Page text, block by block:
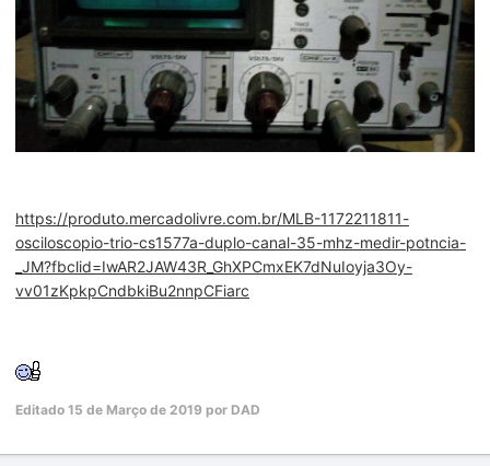
https://produto.mercadolivre.com.br/MLB-1172211811-
osciloscopio-trio-cs1577a-duplo-canal-35-mhz-medir-potncia-
_JM?fbclid=IwAR2JAW43R_GhXPCmxEK7dNuIoyja3Oy-
vv01zKpkpCndbkiBu2nnpCFiarc
Editado 15 de Março de 2019 por DAD